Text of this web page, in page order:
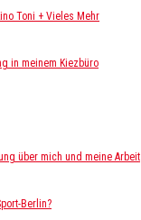
Toni + Vieles Mehr
in meinem Kiezbüro
über mich und meine Arbeit
Berlin?